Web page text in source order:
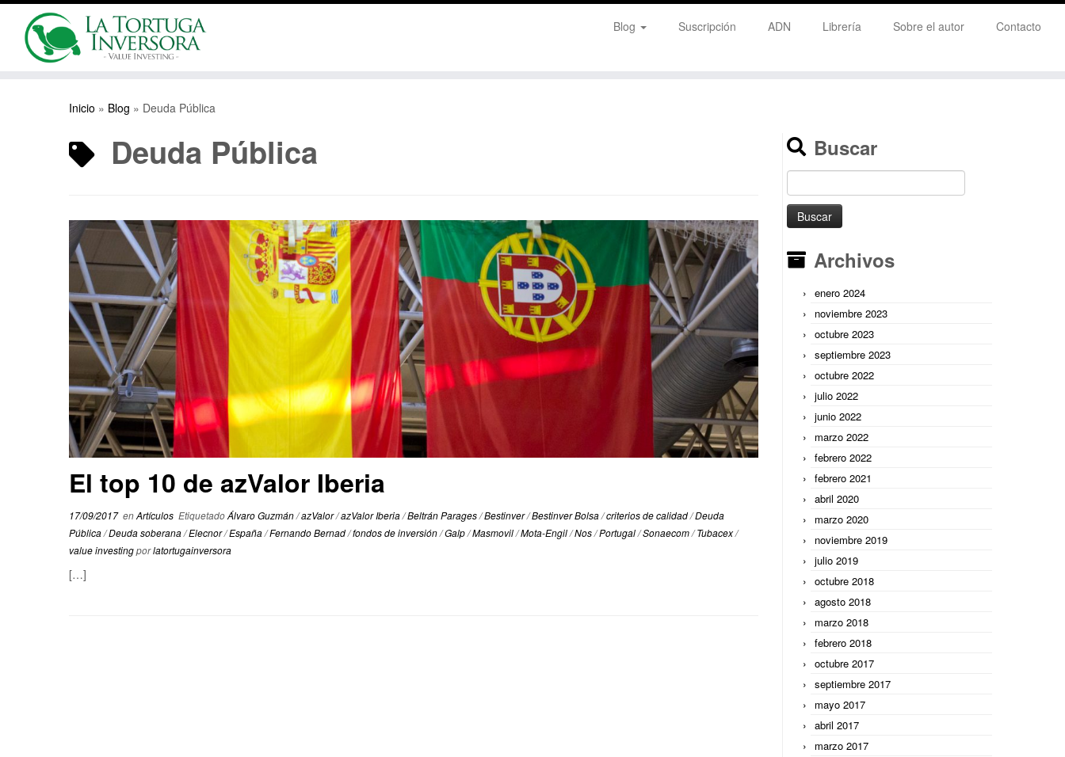
Blog Suscripción ADN Librería Sobre el autor Contacto
Inicio » Blog » Deuda Pública
Deuda Pública
El top 10 de azValor Iberia
17/09/2017enArtículos EtiquetadoÁlvaro Guzmán/azValor/azValor Iberia/Beltrán Parages/Bestinver/Bestinver Bolsa/criterios de calidad/Deuda
Pública/Deuda soberana/Elecnor/España/Fernando Bernad/fondos de inversión/Galp/Masmovil/Mota-Engil/Nos/Portugal/Sonaecom/Tubacex/
value investingporlatortugainversora
[…]
Buscar
Buscar:
Archivos
enero 2024
noviembre 2023
octubre 2023
septiembre 2023
octubre 2022
julio 2022
junio 2022
marzo 2022
febrero 2022
febrero 2021
abril 2020
marzo 2020
noviembre 2019
julio 2019
octubre 2018
agosto 2018
marzo 2018
febrero 2018
octubre 2017
septiembre 2017
mayo 2017
abril 2017
marzo 2017